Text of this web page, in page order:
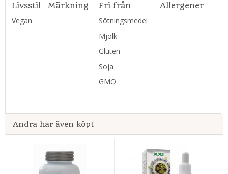
Livsstil Märkning Fri från
Allergener
Vegan
Sötningsmedel
Mjölk
Gluten
Soja
GMO
Andra har även köpt